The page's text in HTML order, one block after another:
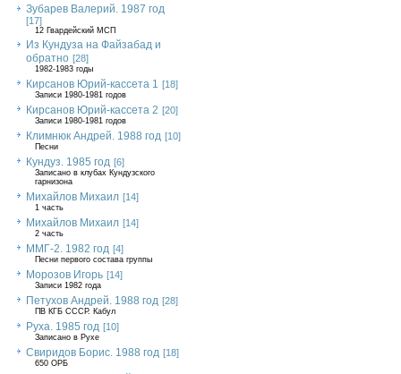
Зубарев Валерий. 1987 год
[17]
12 Гвардейский МСП
Из Кундуза на Файзабад и
обратно [28]
1982-1983 годы
Кирсанов Юрий-кассета 1 [18]
Записи 1980-1981 годов
Кирсанов Юрий-кассета 2 [20]
Записи 1980-1981 годов
Климнюк Андрей. 1988 год [10]
Песни
Кундуз. 1985 год [6]
Записано в клубах Кундузского
гарнизона
Михайлов Михаил [14]
1 часть
Михайлов Михаил [14]
2 часть
ММГ-2. 1982 год [4]
Песни первого состава группы
Морозов Игорь [14]
Записи 1982 года
Петухов Андрей. 1988 год [28]
ПВ КГБ СССР. Кабул
Руха. 1985 год [10]
Записано в Рухе
Свиридов Борис. 1988 год [18]
650 ОРБ